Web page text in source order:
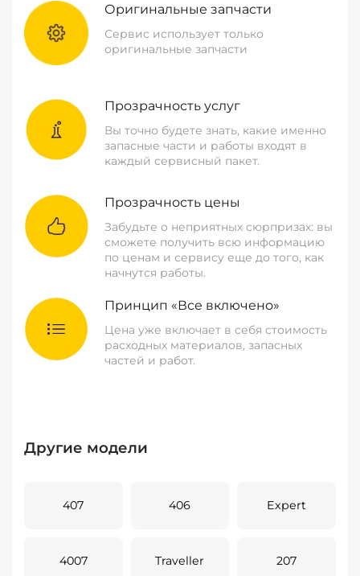
Оригинальные запчасти
Сервис использует только
оригинальные запчасти
Прозрачность услуг
Вы точно будете знать, какие именно
запасные части и работы входят в
каждый сервисный пакет.
Прозрачность цены
Забудьте о неприятных сюрпризах: вы
сможете получить всю информацию
по ценам и сервису еще до того, как
начнутся работы.
Принцип «Все включено»
Цена уже включает в себя стоимость
расходных материалов, запасных
частей и работ.
Другие модели
407 406 Expert
4007 Traveller 207